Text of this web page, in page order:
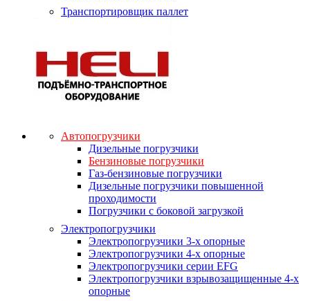
Транспортировщик паллет
Автопогрузчики
Дизельные погрузчики
Бензиновые погрузчики
Газ-бензиновые погрузчики
Дизельные погрузчики повышенной
проходимости
Погрузчики с боковой загрузкой
Электропогрузчики
Электропогрузчики 3-х опорные
Электропогрузчики 4-х опорные
Электропогрузчики серии EFG
Электропогрузчики взрывозащищенные 4-х
опорные